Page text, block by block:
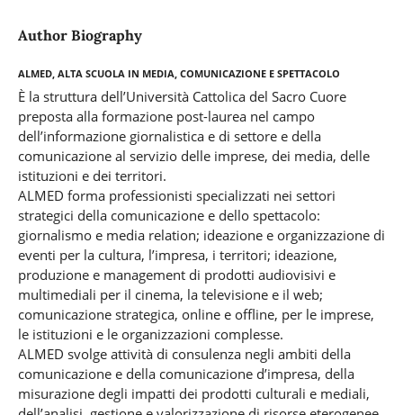
Author Biography
ALMED, Alta Scuola in Media, Comunicazione e Spettacolo
È la struttura dell’Università Cattolica del Sacro Cuore
preposta alla formazione post-laurea nel campo
dell’informazione giornalistica e di settore e della
comunicazione al servizio delle imprese, dei media, delle
istituzioni e dei territori.
ALMED forma professionisti specializzati nei settori
strategici della comunicazione e dello spettacolo:
giornalismo e media relation; ideazione e organizzazione di
eventi per la cultura, l’impresa, i territori; ideazione,
produzione e management di prodotti audiovisivi e
multimediali per il cinema, la televisione e il web;
comunicazione strategica, online e offline, per le imprese,
le istituzioni e le organizzazioni complesse.
ALMED svolge attività di consulenza negli ambiti della
comunicazione e della comunicazione d’impresa, della
misurazione degli impatti dei prodotti culturali e mediali,